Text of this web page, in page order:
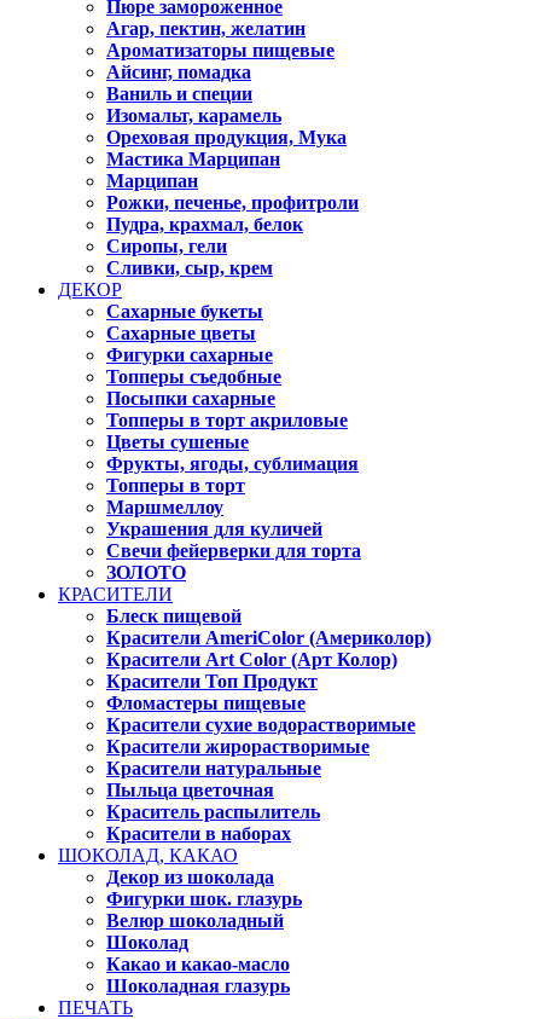
Пюре замороженное
Агар, пектин, желатин
Ароматизаторы пищевые
Айсинг, помадка
Ваниль и специи
Изомальт, карамель
Ореховая продукция, Мука
Мастика Марципан
Марципан
Рожки, печенье, профитроли
Пудра, крахмал, белок
Сиропы, гели
Сливки, сыр, крем
ДЕКОР
Сахарные букеты
Сахарные цветы
Фигурки сахарные
Топперы съедобные
Посыпки сахарные
Топперы в торт акриловые
Цветы сушеные
Фрукты, ягоды, сублимация
Топперы в торт
Маршмеллоу
Украшения для куличей
Свечи фейерверки для торта
ЗОЛОТО
КРАСИТЕЛИ
Блеск пищевой
Красители AmeriColor (Америколор)
Красители Art Color (Арт Колор)
Красители Топ Продукт
Фломастеры пищевые
Красители сухие водорастворимые
Красители жирорастворимые
Красители натуральные
Пыльца цветочная
Краситель распылитель
Красители в наборах
ШОКОЛАД, КАКАО
Декор из шоколада
Фигурки шок. глазурь
Велюр шоколадный
Шоколад
Какао и какао-масло
Шоколадная глазурь
ПЕЧАТЬ